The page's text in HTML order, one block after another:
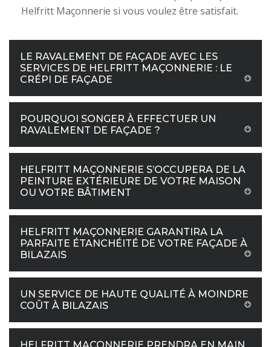
Helfritt Maçonnerie si vous voulez être satisfait.
LE RAVALEMENT DE FAÇADE AVEC LES
SERVICES DE HELFRITT MAÇONNERIE : LE
CRÉPI DE FAÇADE
POURQUOI SONGER À EFFECTUER UN
RAVALEMENT DE FAÇADE ?
HELFRITT MAÇONNERIE S’OCCUPERA DE LA
PEINTURE EXTÉRIEURE DE VOTRE MAISON
OU VOTRE BÂTIMENT
HELFRITT MAÇONNERIE GARANTIRA LA
PARFAITE ÉTANCHÉITÉ DE VOTRE FAÇADE À
BILAZAIS
UN SERVICE DE HAUTE QUALITÉ À MOINDRE
COÛT À BILAZAIS